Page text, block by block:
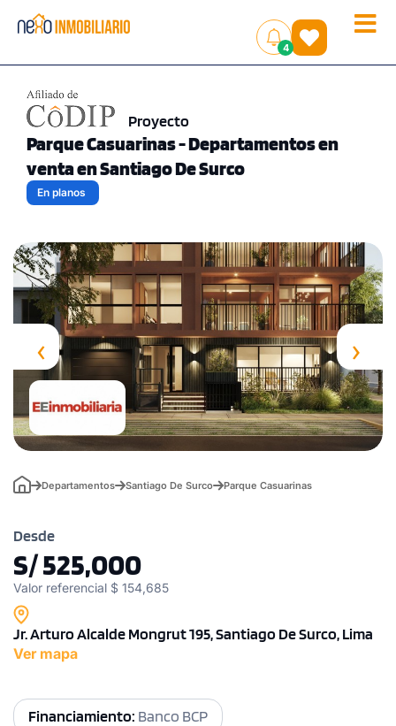
Toggle
4
()
Proyecto
Parque Casuarinas - Departamentos en
venta en Santiago De Surco
En planos
‹ ›
Departamentos Santiago De Surco Parque Casuarinas
Desde
S/ 525,000
Valor referencial $ 154,685
Jr. Arturo Alcalde Mongrut 195, Santiago De Surco, Lima
Ver mapa
Financiamiento: Banco BCP